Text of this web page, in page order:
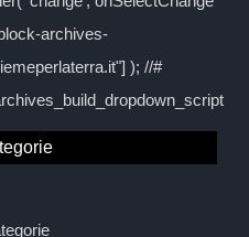
archives-
); //#